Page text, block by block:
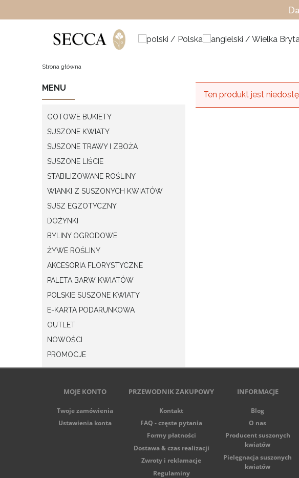
Strona główna
MENU
GOTOWE BUKIETY
SUSZONE KWIATY
SUSZONE TRAWY I ZBOŻA
SUSZONE LIŚCIE
STABILIZOWANE ROŚLINY
WIANKI Z SUSZONYCH KWIATÓW
SUSZ EGZOTYCZNY
DOŻYNKI
BYLINY OGRODOWE
ŻYWE ROŚLINY
AKCESORIA FLORYSTYCZNE
PALETA BARW KWIATÓW
POLSKIE SUSZONE KWIATY
E-KARTA PODARUNKOWA
OUTLET
NOWOŚCI
PROMOCJE
Ten produkt jest
MOJE KONTO
Twoje zamówienia
Ustawienia konta
PRZEWODNIK ZAKUPOWY
Kontakt
FAQ - częste pytania
Formy płatności
Dostawa & czas realizacji
Zwroty i reklamacje
Regulaminy
INFORMACJE
Blog
O nas
Producent suszonych
kwiatów
Pielęgnacja suszonych
kwiatów